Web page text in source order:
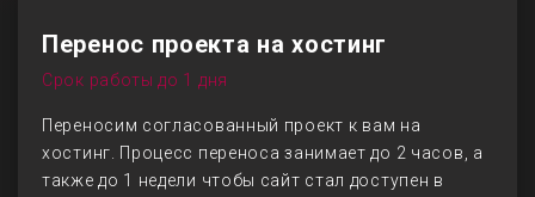
Перенос проекта на хостинг
Срок работы до 1 дня
Переносим согласованный проект к вам на
хостинг. Процесс переноса занимает до 2 часов, а
также до 1 недели чтобы сайт стал доступен в